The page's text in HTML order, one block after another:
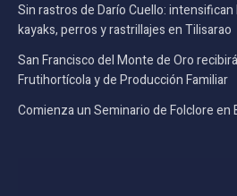
Sin rastros de Darío Cuello:
kayaks, perros y rastrillajes en Tilisarao
San Francisco del Monte de Oro
Frutihortícola y de Producción Familiar
Comienza un Seminario de Folclore en